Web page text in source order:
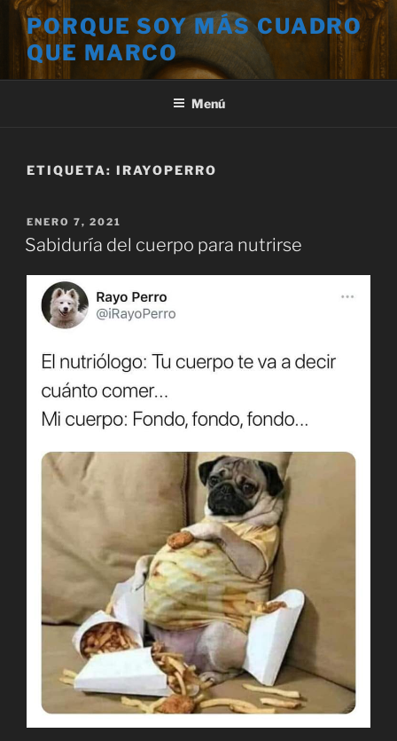
Saltar
contenido
PORQUE SOY MÁS CUADRO
QUE MARCO
Menú
ETIQUETA: IRAYOPERRO
PUBLICADO
EL
ENERO 7, 2021
Sabiduría del cuerpo para nutrirse